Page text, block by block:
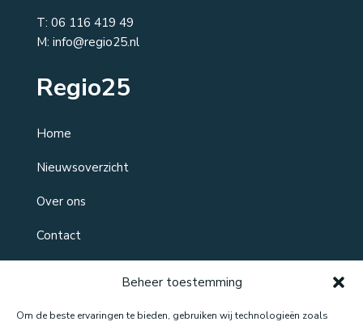
Beheer toestemming
Om de beste ervaringen te bieden, gebruiken wij technologieën zoals
T: 06 116 419 49
M: info@regio25.nl
Regio25
Home
Nieuwsoverzicht
Over ons
Contact